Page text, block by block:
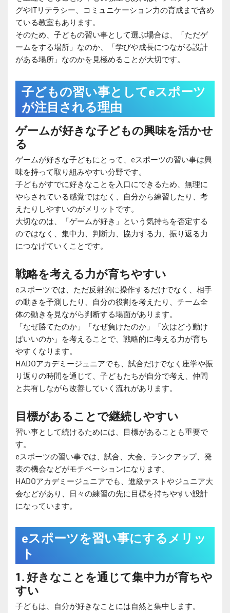
グやITリテラシー、コミュニケーション力の育成まで含め
ている教室もあります。
そのため、子どもの習い事として選ぶ場合は、「ただゲ
ームをする場所」なのか、「学びや成長につながる設計
がある場所」なのかを見極めることが大切です。
子どもの習い事としてeスポーツ
が注目される理由
ゲームが好きな子どもの興味を活かせ
る
ゲームが好きな子どもにとって、eスポーツの習い事は興
味を持って取り組みやすい分野です。
子どもがすでに好きなことを入口にできるため、無理に
やらされている感覚ではなく、自分から練習したり、考
えたりしやすいのがメリットです。
大切なのは、「ゲームが好き」という気持ちを否定する
のではなく、集中力、判断力、協力する力、振り返る力
につなげていくことです。
戦略を考える力が育ちやすい
eスポーツでは、ただ反射的に操作するだけでなく、相手
の動きを予測したり、自分の役割を考えたり、チーム全
体の動きを見ながら判断する場面があります。
「なぜ勝てたのか」「なぜ負けたのか」「次はどう動け
ばいいのか」を考えることで、戦略的に考える力が育ち
やすくなります。
HADOアカデミージュニアでも、試合だけでなく座学や振
り返りの時間を通じて、子どもたちが自分で考え、仲間
と共有しながら改善していく流れがあります。
目標があることで継続しやすい
習い事として続けるためには、目標があることも重要で
す。
eスポーツの習い事では、試合、大会、ランクアップ、発
表の機会などがモチベーションになります。
HADOアカデミージュニアでも、進級テストやジュニア大
会などがあり、日々の練習の先に目標を持ちやすい設計
になっています。
eスポーツを習い事にするメリッ
ト
1. 好きなことを通じて集中力が育ちや
すい
子どもは、自分が好きなことには自然と集中します。